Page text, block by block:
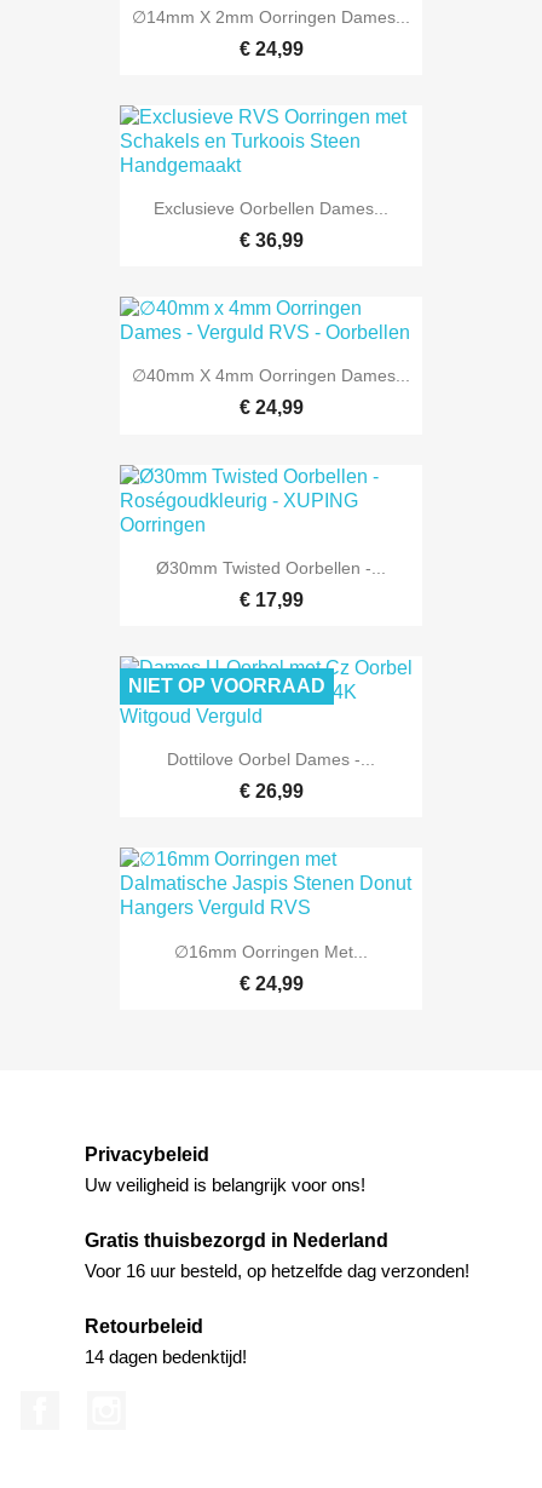
∅14mm X 2mm Oorringen Dames...
€ 24,99
Exclusieve Oorbellen Dames...
€ 36,99
∅40mm X 4mm Oorringen Dames...
€ 24,99
Ø30mm Twisted Oorbellen -...
€ 17,99
Dottilove Oorbel Dames -...
€ 26,99
NIET OP VOORRAAD
∅16mm Oorringen Met...
€ 24,99
Privacybeleid
Uw veiligheid is belangrijk voor ons!
Gratis thuisbezorgd in Nederland
Voor 16 uur besteld, op hetzelfde dag verzonden!
Retourbeleid
14 dagen bedenktijd!